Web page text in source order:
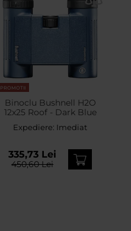
PROMOTII
Binoclu Bushnell H2O
12x25 Roof - Dark Blue
Expediere: Imediat
335,73 Lei
450,60 Lei